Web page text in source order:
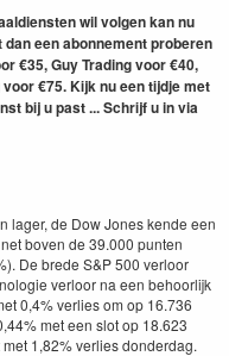
wil volgen kan nu
een abonnement proberen
€35, Guy Trading voor €40,
€75. Kijk nu een tijdje met
bij u past ... Schrijf u in via
lager, de Dow Jones kende een
boven de 39.000 punten
De brede S&P 500 verloor
verloor na een behoorlijk
0,4% verlies om op 16.736
met een slot op 18.623
1,82% verlies donderdag.